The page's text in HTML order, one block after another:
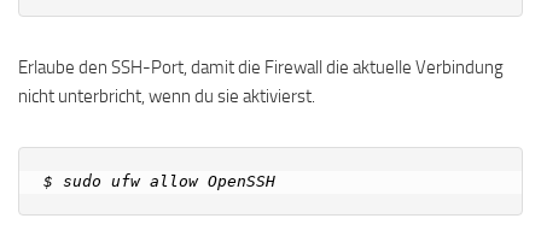
Erlaube den SSH-Port, damit die Firewall die aktuelle Verbindung
nicht unterbricht, wenn du sie aktivierst.